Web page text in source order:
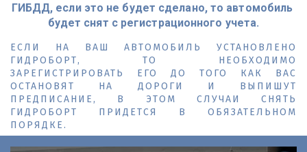
ГИБДД, если это не будет сделано, то автомобиль
будет снят с регистрационного учета.
ЕСЛИ НА ВАШ АВТОМОБИЛЬ УСТАНОВЛЕНО
ГИДРОБОРТ, ТО НЕОБХОДИМО
ЗАРЕГИСТРИРОВАТЬ ЕГО ДО ТОГО КАК ВАС
ОСТАНОВЯТ НА ДОРОГИ И ВЫПИШУТ
ПРЕДПИСАНИЕ, В ЭТОМ СЛУЧАИ СНЯТЬ
ГИДРОБОРТ ПРИДЕТСЯ В ОБЯЗАТЕЛЬНОМ
ПОРЯДКЕ.